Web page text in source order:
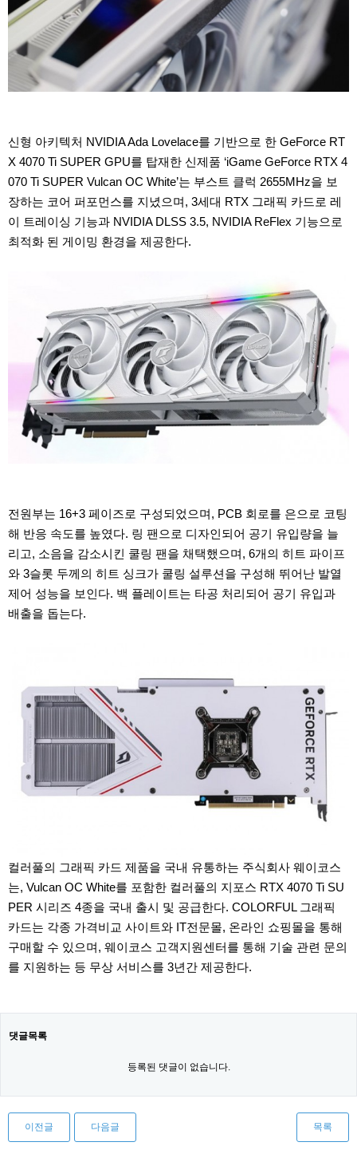
신형 아키텍처 NVIDIA Ada Lovelace를 기반으로 한 GeForce RT
X 4070 Ti SUPER GPU를 탑재한 신제품 ‘iGame GeForce RTX 4
070 Ti SUPER Vulcan OC White’는 부스트 클럭 2655MHz을 보
장하는 코어 퍼포먼스를 지녔으며, 3세대 RTX 그래픽 카드로 레
이 트레이싱 기능과 NVIDIA DLSS 3.5, NVIDIA ReFlex 기능으로
최적화 된 게이밍 환경을 제공한다.
전원부는 16+3 페이즈로 구성되었으며, PCB 회로를 은으로 코팅
해 반응 속도를 높였다. 링 팬으로 디자인되어 공기 유입량을 늘
리고, 소음을 감소시킨 쿨링 팬을 채택했으며, 6개의 히트 파이프
와 3슬롯 두께의 히트 싱크가 쿨링 설루션을 구성해 뛰어난 발열
제어 성능을 보인다. 백 플레이트는 타공 처리되어 공기 유입과
배출을 돕는다.
컬러풀의 그래픽 카드 제품을 국내 유통하는 주식회사 웨이코스
는, Vulcan OC White를 포함한 컬러풀의 지포스 RTX 4070 Ti SU
PER 시리즈 4종을 국내 출시 및 공급한다. COLORFUL 그래픽
카드는 각종 가격비교 사이트와 IT전문몰, 온라인 쇼핑몰을 통해
구매할 수 있으며, 웨이코스 고객지원센터를 통해 기술 관련 문의
를 지원하는 등 무상 서비스를 3년간 제공한다.
댓글목록
등록된 댓글이 없습니다.
이전글 다음글 목록